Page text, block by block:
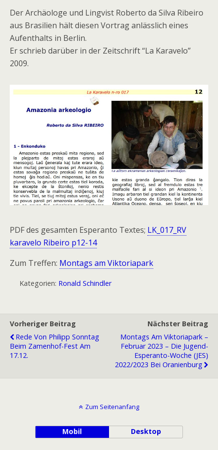
Der Archäologe und Lingvist Roberto da Silva Ribeiro
aus Brasilien hält diesen Vortrag anlässlich eines
Aufenthalts in Berlin.
Er schrieb darüber in der Zeitschrift “La Karavelo”
2009.
PDF des gesamten Esperanto Textes; LK_017_RV
karavelo Ribeiro p12-14
Zum Treffen: Montags am Viktoriapark
Kategorien: Ronald Schindler
Vorheriger Beitrag
Rede Von Philipp Sonntag
Beim Zamenhof-Fest Am
17.12.
Nächster Beitrag
Montags Am Viktoriapark –
Februar 2023 – Die Jugend-
Esperanto-Woche (JES)
2022/2023 Bei Oranienburg
Zum Seitenanfang
Mobil Desktop